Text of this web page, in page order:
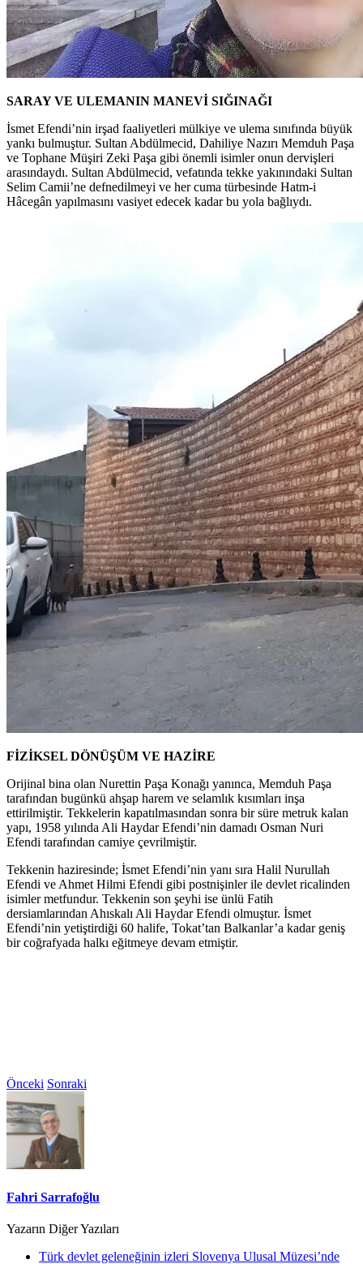
SARAY VE ULEMANIN MANEVİ SIĞINAĞI
İsmet Efendi’nin irşad faaliyetleri mülkiye ve ulema sınıfında büyük
yankı bulmuştur. Sultan Abdülmecid, Dahiliye Nazırı Memduh Paşa
ve Tophane Müşiri Zeki Paşa gibi önemli isimler onun dervişleri
arasındaydı. Sultan Abdülmecid, vefatında tekke yakınındaki Sultan
Selim Camii’ne defnedilmeyi ve her cuma türbesinde Hatm-i
Hâcegân yapılmasını vasiyet edecek kadar bu yola bağlıydı.
FİZİKSEL DÖNÜŞÜM VE HAZİRE
Orijinal bina olan Nurettin Paşa Konağı yanınca, Memduh Paşa
tarafından bugünkü ahşap harem ve selamlık kısımları inşa
ettirilmiştir. Tekkelerin kapatılmasından sonra bir süre metruk kalan
yapı, 1958 yılında Ali Haydar Efendi’nin damadı Osman Nuri
Efendi tarafından camiye çevrilmiştir.
Tekkenin haziresinde; İsmet Efendi’nin yanı sıra Halil Nurullah
Efendi ve Ahmet Hilmi Efendi gibi postnişinler ile devlet ricalinden
isimler metfundur. Tekkenin son şeyhi ise ünlü Fatih
dersiamlarından Ahıskalı Ali Haydar Efendi olmuştur. İsmet
Efendi’nin yetiştirdiği 60 halife, Tokat’tan Balkanlar’a kadar geniş
bir coğrafyada halkı eğitmeye devam etmiştir.
Önceki Sonraki
Fahri Sarrafoğlu
Yazarın Diğer Yazıları
Türk devlet geleneğinin izleri Slovenya Ulusal Müzesi’nde